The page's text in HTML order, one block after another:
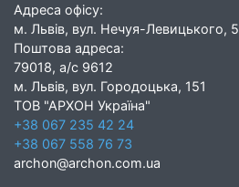
Адреса офісу:
м. Львів, вул. Нечуя-Левицького, 5
Поштова адреса:
79018, а/с 9612
м. Львів, вул. Городоцька, 151
ТОВ "АРХОН Україна"
+38 067 235 42 24
+38 067 558 76 73
archon@archon.com.ua